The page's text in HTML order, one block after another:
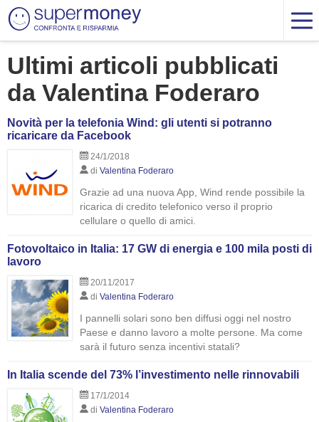
Ultimi articoli pubblicati
da Valentina Foderaro
Novità per la telefonia Wind: gli utenti si potranno
ricaricare da Facebook
24/1/2018
di Valentina Foderaro
Grazie ad una nuova App, Wind rende possibile la
ricarica di credito telefonico verso il proprio
cellulare o quello di amici.
Fotovoltaico in Italia: 17 GW di energia e 100 mila posti di
lavoro
20/11/2017
di Valentina Foderaro
I pannelli solari sono ben diffusi oggi nel nostro
Paese e danno lavoro a molte persone. Ma come
sarà il futuro senza incentivi statali?
In Italia scende del 73% l’investimento nelle rinnovabili
17/1/2014
di Valentina Foderaro